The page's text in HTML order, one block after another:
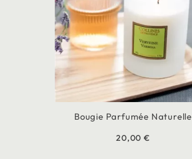
Bougie Parfumée Naturelle
20,00 €